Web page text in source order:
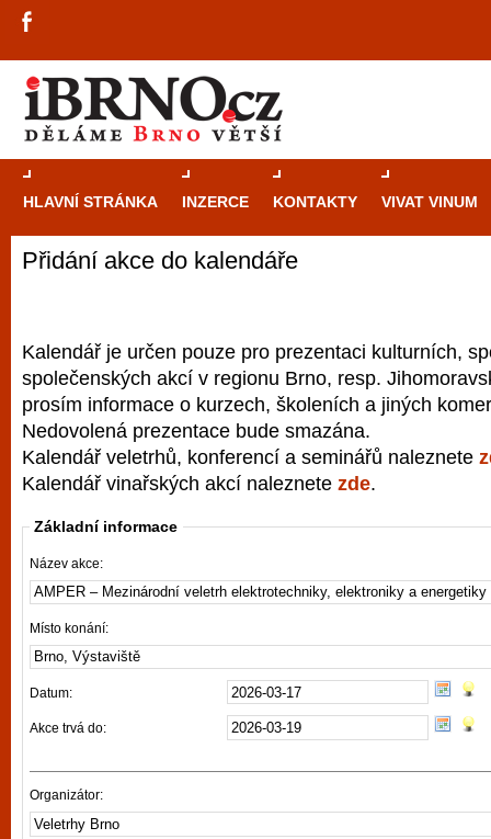
HLAVNÍ STRÁNKA INZERCE KONTAKTY VIVAT VINUM
Přidání akce do kalendáře
Kalendář je určen pouze pro prezentaci kulturních,
společenských akcí v regionu Brno, resp.
prosím informace o kurzech, školeních a jiných
Nedovolená prezentace bude smazána.
Kalendář veletrhů, konferencí a seminářů naleznete
Kalendář vinařských akcí naleznete zde.
Základní informace
Název akce:
Místo konání:
Datum:
Akce trvá do:
Organizátor:
automaty
Brno je
zajímavé
restaurace,
Mimo jiné je ale také místem, kde si
metropoli naleznete širokou nabídku her
po moderní automaty jak pro pravidelné
příležitostné hráče. V...